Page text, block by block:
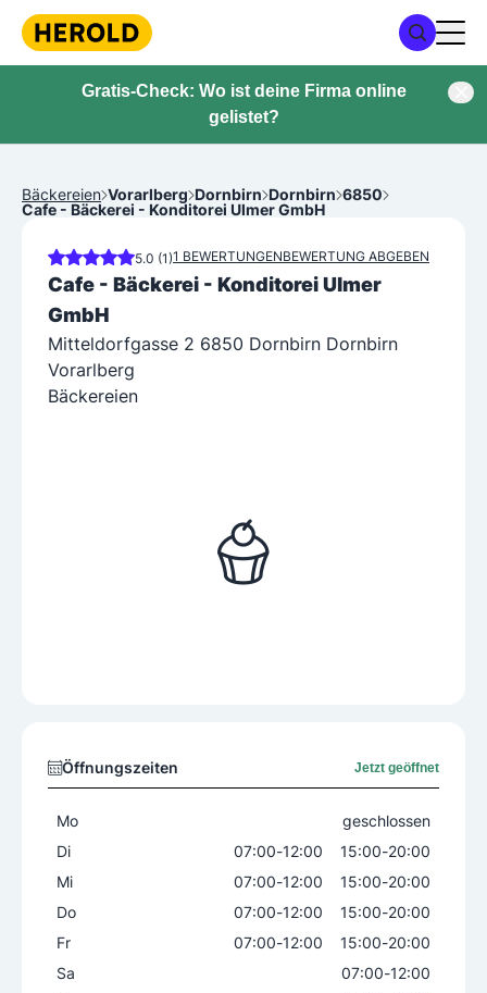
Gratis-Check: Wo ist deine Firma online
gelistet?
Bäckereien Vorarlberg Dornbirn Dornbirn 6850
Cafe - Bäckerei - Konditorei Ulmer GmbH
5.0 (1)1 BEWERTUNGENBEWERTUNG ABGEBEN
Cafe - Bäckerei - Konditorei Ulmer
GmbH
Mitteldorfgasse 2 6850 Dornbirn Dornbirn
Vorarlberg
Bäckereien
Öffnungszeiten Jetzt geöffnet
Mo
geschlossen
Di
07:00-12:00 15:00-20:00
Mi
07:00-12:00 15:00-20:00
Do
07:00-12:00 15:00-20:00
Fr
07:00-12:00 15:00-20:00
Sa
07:00-12:00